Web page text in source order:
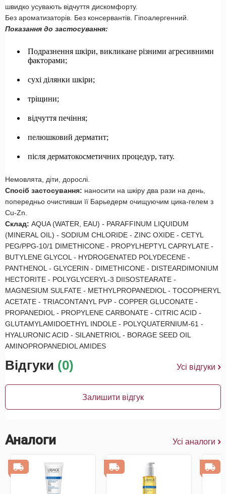
швидко усувають відчуття дискомфорту.
Без ароматизаторів. Без консервантів. Гіпоалергенний.
Показання до застосування:
Подразнення шкіри, викликане різними агресивними
факторами;
сухі ділянки шкіри;
тріщини;
відчуття печіння;
пелюшковий дерматит;
після дерматокосметичних процедур, тату.
Немовлята, діти, дорослі.
Спосіб застосування: наносити на шкіру два рази на день,
попередньо очистивши її Барьедерм очищуючим цика-гелем з
Cu-Zn.
Склад: AQUA (WATER, EAU) - PARAFFINUM LIQUIDUM
(MINERAL OIL) - SODIUM CHLORIDE - ZINC OXIDE - CETYL
PEG/PPG-10/1 DIMETHICONE - PROPYLHEPTYL CAPRYLATE -
BUTYLENE GLYCOL - HYDROGENATED POLYDECENE -
PANTHENOL - GLYCERIN - DIMETHICONE - DISTEARDIMONIUM
HECTORITE - POLYGLYCERYL-3 DIISOSTEARATE -
MAGNESIUM SULFATE - METHYLPROPANEDIOL - TOCOPHERYL
ACETATE - TRIACONTANYL PVP - COPPER GLUCONATE -
PROPANEDIOL - PROPYLENE CARBONATE - CITRIC ACID -
GLUTAMYLAMIDOETHYL INDOLE - POLYQUATERNIUM-61 -
HYALURONIC ACID - SILANETRIOL - BORAGE SEED OIL
AMINOPROPANEDIOL AMIDES
Відгуки (0) Усі відгуки
Залишити відгук
Аналоги Усі аналоги